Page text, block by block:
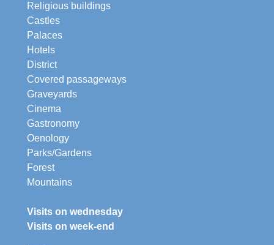
Religious buildings
Castles
Palaces
Hotels
District
Covered passageways
Graveyards
Cinema
Gastronomy
Oenology
Parks/Gardens
Forest
Mountains
Visits on wednesday
Visits on week-end